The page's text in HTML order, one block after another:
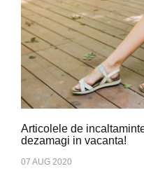
Articolele de
dezamagi in vacanta!
07 AUG 2020